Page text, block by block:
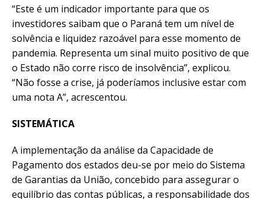
“Este é um indicador importante para que os
investidores saibam que o Paraná tem um nível de
solvência e liquidez razoável para esse momento de
pandemia. Representa um sinal muito positivo de que
o Estado não corre risco de insolvência”, explicou.
“Não fosse a crise, já poderíamos inclusive estar com
uma nota A”, acrescentou.
SISTEMÁTICA
A implementação da análise da Capacidade de
Pagamento dos estados deu-se por meio do Sistema
de Garantias da União, concebido para assegurar o
equilíbrio das contas públicas, a responsabilidade dos